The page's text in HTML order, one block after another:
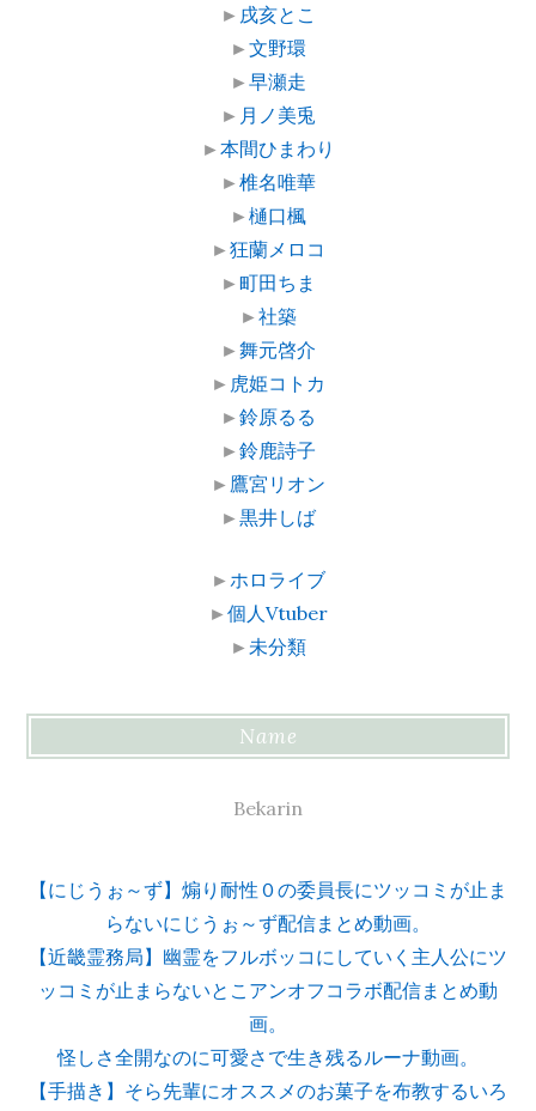
► 戌亥とこ
►文野環
►早瀬走
► 月ノ美兎
►本間ひまわり
►椎名唯華
►樋口楓
►狂蘭メロコ
►町田ちま
►社築
►舞元啓介
► 虎姫コトカ
►鈴原るる
►鈴鹿詩子
► 鷹宮リオン
►黒井しば
► ホロライブ
►個人Vtuber
► 未分類
Name
Bekarin
【にじうぉ～ず】煽り耐性０の委員長にツッコミが止ま
らないにじうぉ～ず配信まとめ動画。
【近畿霊務局】幽霊をフルボッコにしていく主人公にツ
ッコミが止まらないとこアンオフコラボ配信まとめ動
画。
怪しさ全開なのに可愛さで生き残るルーナ動画。
【手描き】そら先輩にオススメのお菓子を布教するいろ